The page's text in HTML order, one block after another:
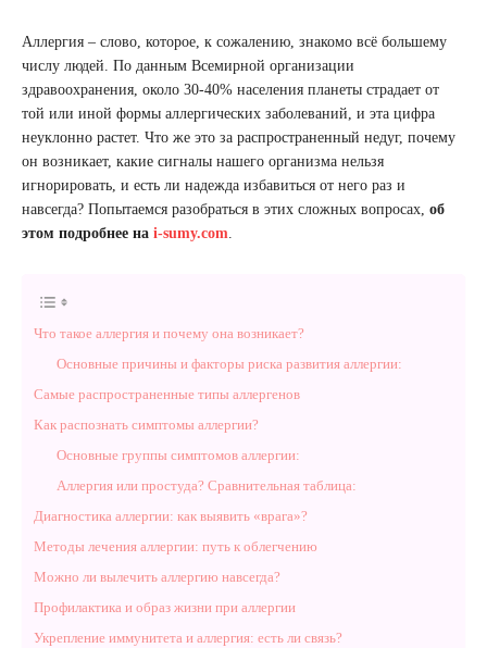
Аллергия – слово, которое, к сожалению, знакомо всё большему
числу людей. По данным Всемирной организации
здравоохранения, около 30-40% населения планеты страдает от
той или иной формы аллергических заболеваний, и эта цифра
неуклонно растет. Что же это за распространенный недуг, почему
он возникает, какие сигналы нашего организма нельзя
игнорировать, и есть ли надежда избавиться от него раз и
навсегда? Попытаемся разобраться в этих сложных вопросах, об
этом подробнее на i-sumy.com.
Что такое аллергия и почему она возникает?
Основные причины и факторы риска развития аллергии:
Самые распространенные типы аллергенов
Как распознать симптомы аллергии?
Основные группы симптомов аллергии:
Аллергия или простуда? Сравнительная таблица:
Диагностика аллергии: как выявить «врага»?
Методы лечения аллергии: путь к облегчению
Можно ли вылечить аллергию навсегда?
Профилактика и образ жизни при аллергии
Укрепление иммунитета и аллергия: есть ли связь?